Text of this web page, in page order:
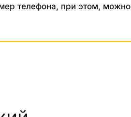
телефона, при этом, можно